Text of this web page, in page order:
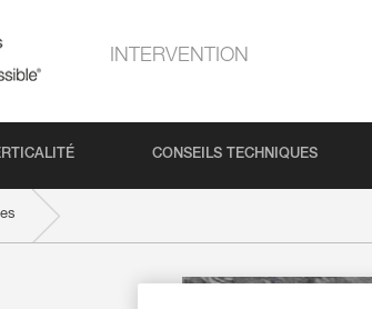
INTERVENTION
CONSEILS TECHNIQUES